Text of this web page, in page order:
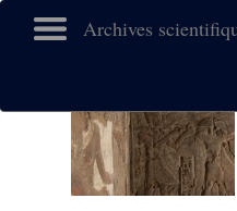
Archives